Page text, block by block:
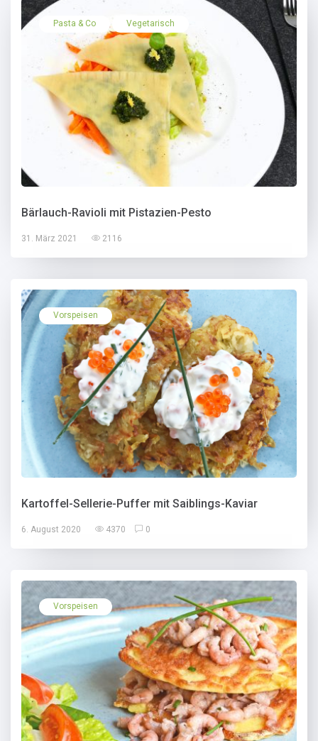
Pasta & Co Vegetarisch
Bärlauch-Ravioli mit Pistazien-Pesto
31. März 2021 2116
Vorspeisen
Kartoffel-Sellerie-Puffer mit Saiblings-Kaviar
6. August 2020 4370 0
Vorspeisen